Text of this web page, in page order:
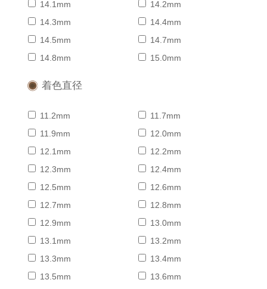
14.1mm
14.2mm
14.3mm
14.4mm
14.5mm
14.7mm
14.8mm
15.0mm
着色直径
11.2mm
11.7mm
11.9mm
12.0mm
12.1mm
12.2mm
12.3mm
12.4mm
12.5mm
12.6mm
12.7mm
12.8mm
12.9mm
13.0mm
13.1mm
13.2mm
13.3mm
13.4mm
13.5mm
13.6mm